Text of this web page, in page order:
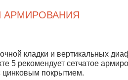
АРМИРОВАНИЯ
кладки и вертикальных
5 рекомендует сетчатое
цинковым покрытием.